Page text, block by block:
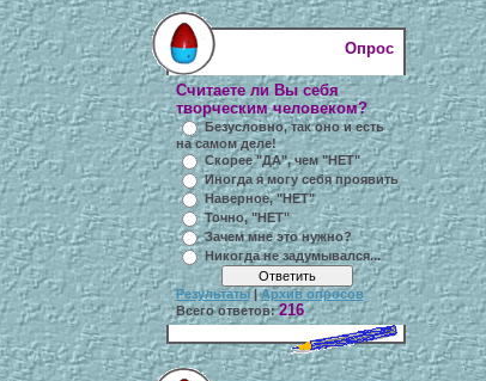
Опрос
Считаете ли Вы себя
творческим человеком?
Безусловно, так оно и есть
на самом деле!
Скорее "ДА", чем "НЕТ"
Иногда я могу себя проявить
Наверное, "НЕТ"
Точно, "НЕТ"
Зачем мне это нужно?
Никогда не задумывался...
Результаты|Архив опросов
Всего ответов:216